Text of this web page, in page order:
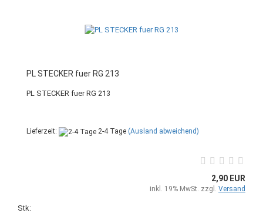
PL STECKER fuer RG 213
PL STECKER fuer RG 213
Lieferzeit: 2-4 Tage (Ausland abweichend)
2,90 EUR
inkl. 19% MwSt. zzgl. Versand
Stk: